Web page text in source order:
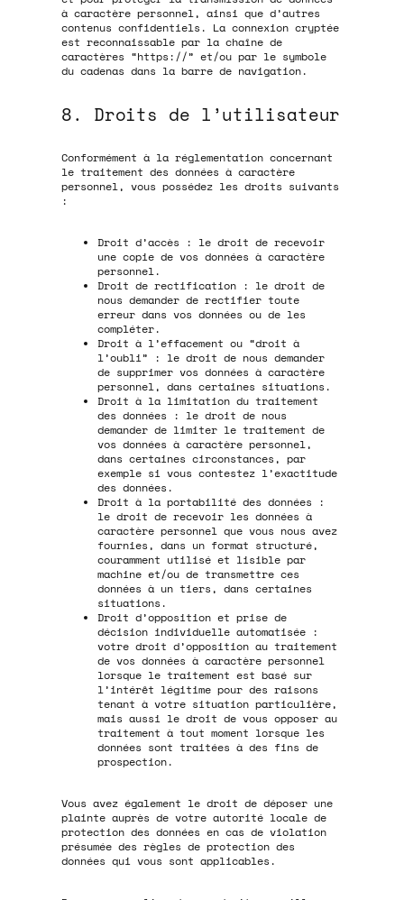
à caractère personnel, ainsi que d’autres
contenus confidentiels. La connexion cryptée
est reconnaissable par la chaîne de
caractères “https://” et/ou par le symbole
du cadenas dans la barre de navigation.
8. Droits de l’utilisateur
Conformément à la réglementation concernant
le traitement des données à caractère
personnel, vous possédez les droits suivants
:
Droit d’accès : le droit de recevoir
une copie de vos données à caractère
personnel.
Droit de rectification : le droit de
nous demander de rectifier toute
erreur dans vos données ou de les
compléter.
Droit à l’effacement ou “droit à
l’oubli” : le droit de nous demander
de supprimer vos données à caractère
personnel, dans certaines situations.
Droit à la limitation du traitement
des données : le droit de nous
demander de limiter le traitement de
vos données à caractère personnel,
dans certaines circonstances, par
exemple si vous contestez l’exactitude
des données.
Droit à la portabilité des données :
le droit de recevoir les données à
caractère personnel que vous nous avez
fournies, dans un format structuré,
couramment utilisé et lisible par
machine et/ou de transmettre ces
données à un tiers, dans certaines
situations.
Droit d’opposition et prise de
décision individuelle automatisée :
votre droit d’opposition au traitement
de vos données à caractère personnel
lorsque le traitement est basé sur
l’intérêt légitime pour des raisons
tenant à votre situation particulière,
mais aussi le droit de vous opposer au
traitement à tout moment lorsque les
données sont traitées à des fins de
prospection.
Vous avez également le droit de déposer une
plainte auprès de votre autorité locale de
protection des données en cas de violation
présumée des règles de protection des
données qui vous sont applicables.